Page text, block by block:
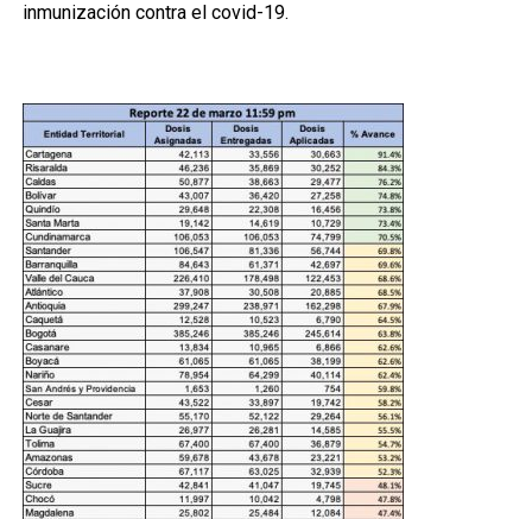
inmunización contra el covid-19.